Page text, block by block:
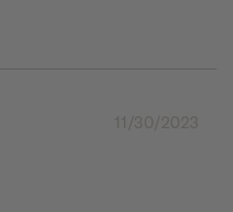
11/30/2023